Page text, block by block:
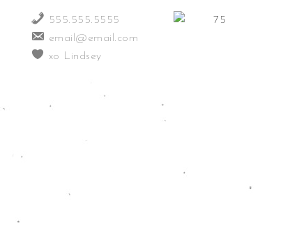
555.555.5555
email@email.com
xo Lindsey